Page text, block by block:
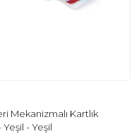
Mekanizmalı Kartlık
- Yeşil